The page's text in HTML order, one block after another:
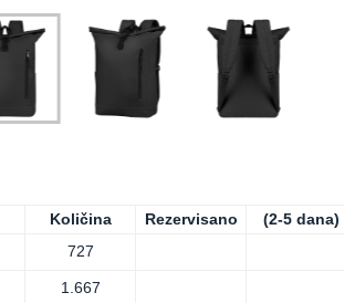
Količina Rezervisano (2-5 dana)
727
1.667